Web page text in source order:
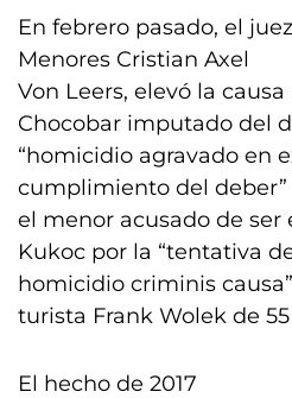
En febrero pasado, el
Menores Cristian Axel
Von Leers, elevó la
Chocobar imputado del
“homicidio agravado en
cumplimiento del deber”
el menor acusado de ser
Kukoc por la “tentativa
homicidio criminis
turista Frank Wolek de 55
El hecho de 2017